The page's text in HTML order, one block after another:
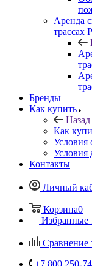
Аренда
трассах
Бренды
Как купить
Назад
Как
Условия
Условия
Контакты
Личный
Корзина0
Избранные
Сравнение
+7 800 250-